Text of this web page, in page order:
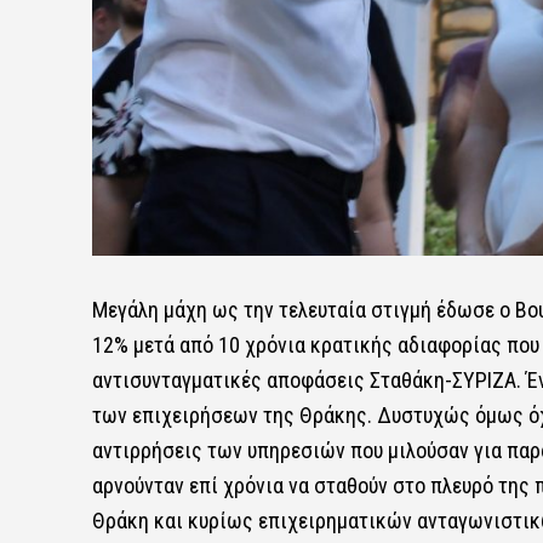
Μεγάλη μάχη ως την τελευταία στιγμή έδωσε ο
12% μετά από 10 χρόνια κρατικής αδιαφορίας
αντισυνταγματικές αποφάσεις Σταθάκη-ΣΥΡΙΖΑ.
των επιχειρήσεων της Θράκης. Δυστυχώς όμως
αντιρρήσεις των υπηρεσιών που μιλούσαν για
αρνούνταν επί χρόνια να σταθούν στο πλευρό
Θράκη και κυρίως επιχειρηματικών